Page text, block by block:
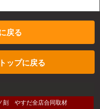
戻る
ップに戻る
刻 やすだ全店合同取材